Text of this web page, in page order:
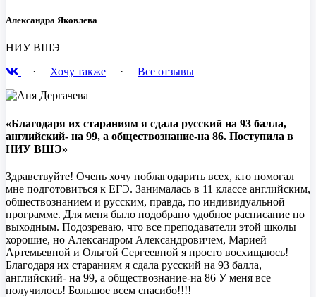
Александра Яковлева
НИУ ВШЭ
· Хочу также · Все отзывы
«Благодаря их стараниям я сдала русский на 93 балла,
английский- на 99, а обществознание-на 86. Поступила в
НИУ ВШЭ»
Здравствуйте! Очень хочу поблагодарить всех, кто помогал
мне подготовиться к ЕГЭ. Занималась в 11 классе английским,
обществознанием и русским, правда, по индивидуальной
программе. Для меня было подобрано удобное расписание по
выходным. Подозреваю, что все преподаватели этой школы
хорошие, но Александром Александровичем, Марией
Артемьевной и Ольгой Сергеевной я просто восхищаюсь!
Благодаря их стараниям я сдала русский на 93 балла,
английский- на 99, а обществознание-на 86 У меня все
получилось! Большое всем спасибо!!!!